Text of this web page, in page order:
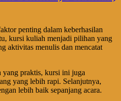
penting dalam keberhasilan
kursi kuliah menjadi pilihan yang
aktivitas menulis dan mencatat
yang praktis, kursi ini juga
yang lebih rapi. Selanjutnya,
lebih baik sepanjang acara.